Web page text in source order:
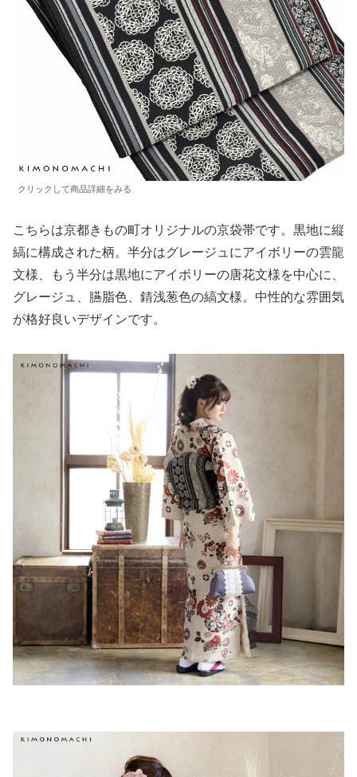
クリックして商品詳細をみる
こちらは京都きもの町オリジナルの京袋帯です。黒地に縦
縞に構成された柄。半分はグレージュにアイボリーの雲龍
文様、もう半分は黒地にアイボリーの唐花文様を中心に、
グレージュ、臙脂色、錆浅葱色の縞文様。中性的な雰囲気
が格好良いデザインです。